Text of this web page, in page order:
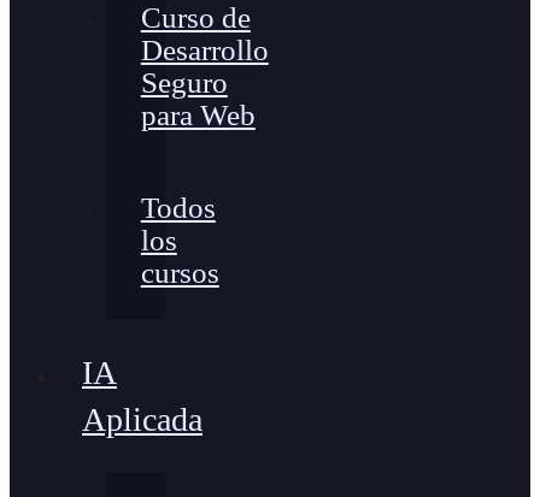
Curso de
Desarrollo
Seguro
para Web
Todos
los
cursos
IA
Aplicada